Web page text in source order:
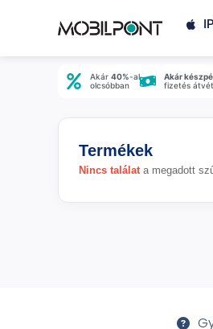
Akár 40%-al
olcsóbban
Akár
fizetés
Termékek
Nincs találata megadott